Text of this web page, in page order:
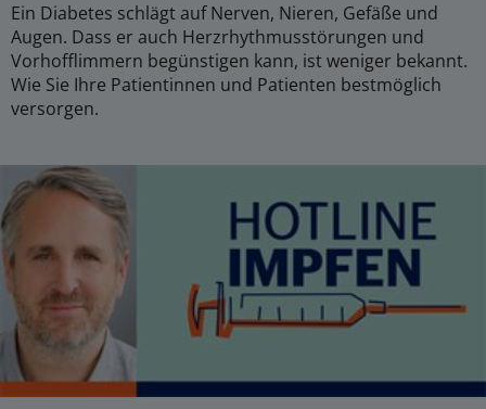
Ein Diabetes schlägt auf Nerven, Nieren, Gefäße und
Augen. Dass er auch Herzrhythmusstörungen und
Vorhofflimmern begünstigen kann, ist weniger bekannt.
Wie Sie Ihre Patientinnen und Patienten bestmöglich
versorgen.